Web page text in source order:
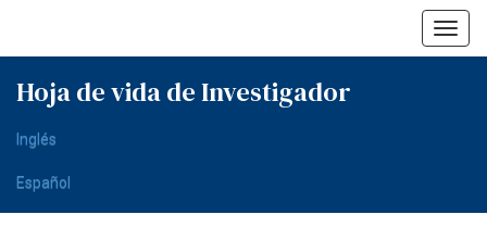
Hoja de vida de Investigador
Inglés
Español